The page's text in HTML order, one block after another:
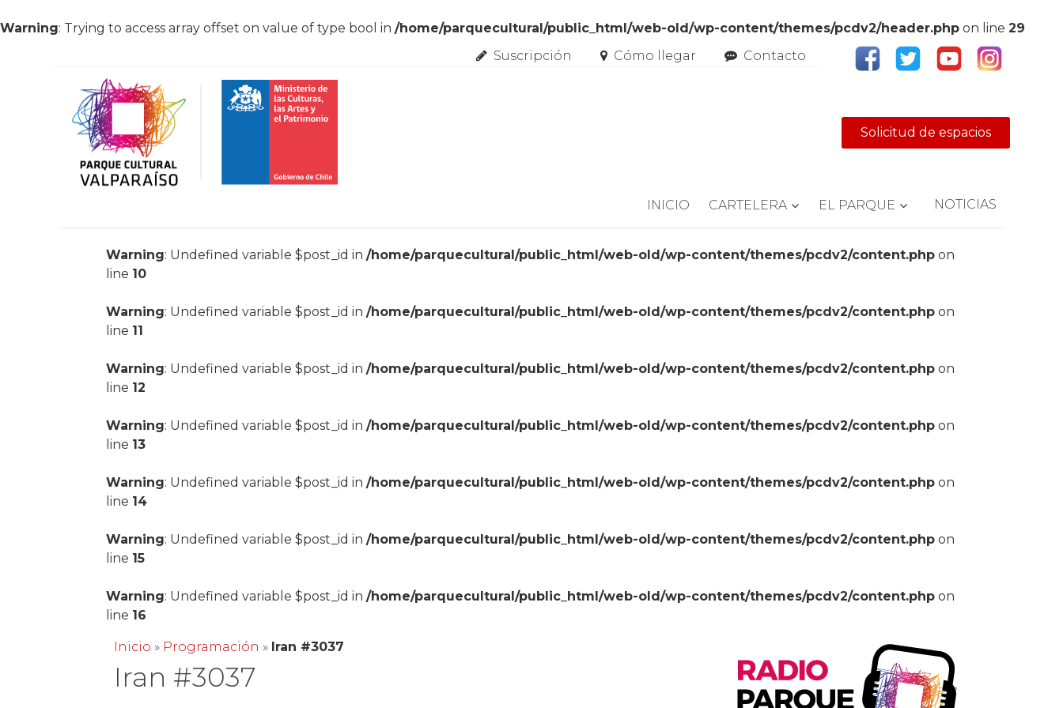
Warning: Trying to access array offset on value of type bool in /home/parquecultural/public_html/web-old/wp-content/themes/pcdv2/header.php on line 29
Suscripción
Cómo llegar Contacto
Solicitud de espacios
INICIO CARTELERA EL PARQUE NOTICIAS
Warning: Undefined variable $post_id in/home/parquecultural/public_html/web-old/wp-content/themes/pcdv2/content.php on
line 10
Warning: Undefined variable $post_id in/home/parquecultural/public_html/web-old/wp-content/themes/pcdv2/content.php on
line 11
Warning: Undefined variable $post_id in/home/parquecultural/public_html/web-old/wp-content/themes/pcdv2/content.php on
line 12
Warning: Undefined variable $post_id in/home/parquecultural/public_html/web-old/wp-content/themes/pcdv2/content.php on
line 13
Warning: Undefined variable $post_id in/home/parquecultural/public_html/web-old/wp-content/themes/pcdv2/content.php on
line 14
Warning: Undefined variable $post_id in/home/parquecultural/public_html/web-old/wp-content/themes/pcdv2/content.php on
line 15
Warning: Undefined variable $post_id in/home/parquecultural/public_html/web-old/wp-content/themes/pcdv2/content.php on
line 16
Inicio » Programación » Iran #3037
Iran #3037